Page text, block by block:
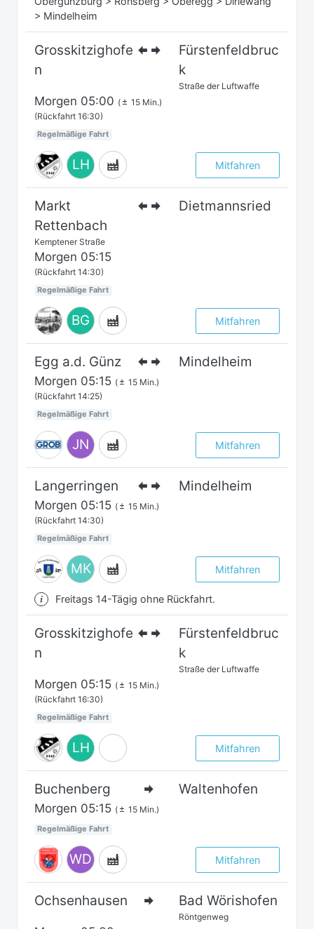
> Mindelheim
Grosskitzighofe
n
Fürstenfeldbruc
k
Straße der Luftwaffe
Morgen 05:00 (
15 Min.)
(Rückfahrt 16:30)
Regelmäßige Fahrt
LH Mitfahren
Markt
Rettenbach
Kemptener Straße
Dietmannsried
Morgen 05:15
(Rückfahrt 14:30)
Regelmäßige Fahrt
BG Mitfahren
Egg a.d. Günz Mindelheim
Morgen 05:15 (
15 Min.)
(Rückfahrt 14:25)
Regelmäßige Fahrt
JN Mitfahren
Langerringen Mindelheim
Morgen 05:15 (
15 Min.)
(Rückfahrt 14:30)
Regelmäßige Fahrt
MK Mitfahren
Freitags 14-Tägig ohne Rückfahrt.
Grosskitzighofe
n
Fürstenfeldbruc
k
Straße der Luftwaffe
Morgen 05:15 (
15 Min.)
(Rückfahrt 16:30)
Regelmäßige Fahrt
LH Mitfahren
Buchenberg Waltenhofen
Morgen 05:15 ( 15 Min.)
Regelmäßige Fahrt
WD Mitfahren
Ochsenhausen Bad Wörishofen
Röntgenweg